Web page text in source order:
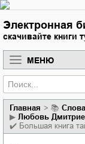
Электронная
скачивайте книги
МЕНЮ
Главная 📚
▶ Любовь
✔️ Большая книга